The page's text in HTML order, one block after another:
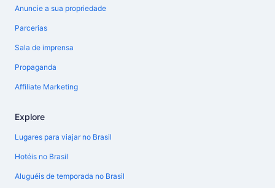
Anuncie a sua propriedade
Parcerias
Sala de imprensa
Propaganda
Affiliate Marketing
Explore
Lugares para viajar no Brasil
Hotéis no Brasil
Aluguéis de temporada no Brasil